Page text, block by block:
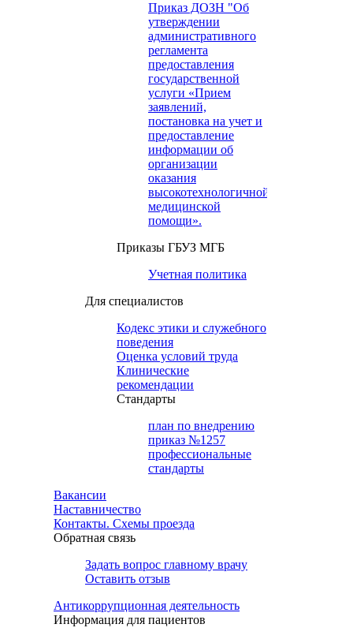
Приказ ДОЗН "Об
утверждении
административного
регламента
предоставления
государственной
услуги «Прием
заявлений,
постановка на учет и
предоставление
информации об
организации
оказания
высокотехнологичной
медицинской
помощи».
Приказы ГБУЗ МГБ
Учетная политика
Для специалистов
Кодекс этики и служебного
поведения
Оценка условий труда
Клинические
рекомендации
Cтандарты
план по внедрению
приказ №1257
профессиональные
стандарты
Вакансии
Наставничество
Контакты. Схемы проезда
Обратная связь
Задать вопрос главному врачу
Оставить отзыв
Антикоррупционная деятельность
Информация для пациентов